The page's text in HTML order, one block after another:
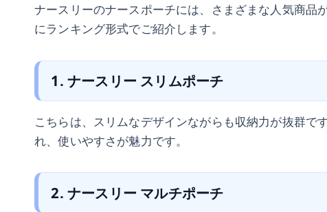
ナースリーのナースポーチには、さまざまな人気商品
にランキング形式でご紹介します。
1. ナースリー スリムポーチ
こちらは、スリムなデザインながらも収納力が抜群で
れ、使いやすさが魅力です。
2. ナースリー マルチポーチ